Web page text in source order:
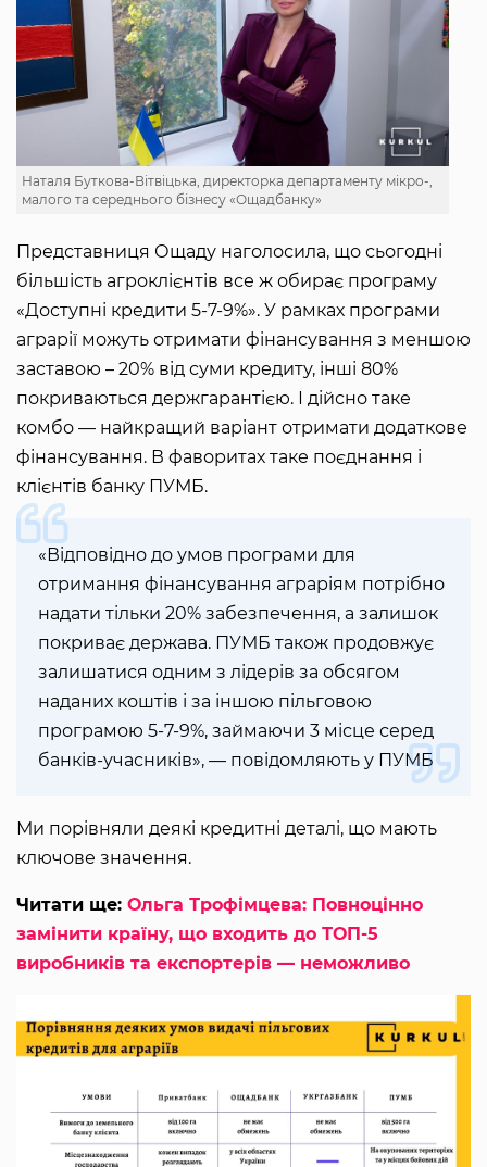
Наталя Буткова-Вітвіцька, директорка департаменту мікро-,
малого та середнього бізнесу «Ощадбанку»
Представниця Ощаду наголосила, що сьогодні
більшість агроклієнтів все ж обирає програму
«Доступні кредити 5-7-9%». У рамках програми
аграрії можуть отримати фінансування з меншою
заставою – 20% від суми кредиту, інші 80%
покриваються держгарантією. І дійсно таке
комбо — найкращий варіант отримати додаткове
фінансування. В фаворитах таке поєднання і
клієнтів банку ПУМБ.
«Відповідно до умов програми для
отримання фінансування аграріям потрібно
надати тільки 20% забезпечення, а залишок
покриває держава. ПУМБ також продовжує
залишатися одним з лідерів за обсягом
наданих коштів і за іншою пільговою
програмою 5-7-9%, займаючи 3 місце серед
банків-учасників», — повідомляють у ПУМБ
Ми порівняли деякі кредитні деталі, що мають
ключове значення.
Читати ще: Ольга Трофімцева: Повноцінно
замінити країну, що входить до ТОП-5
виробників та експортерів — неможливо